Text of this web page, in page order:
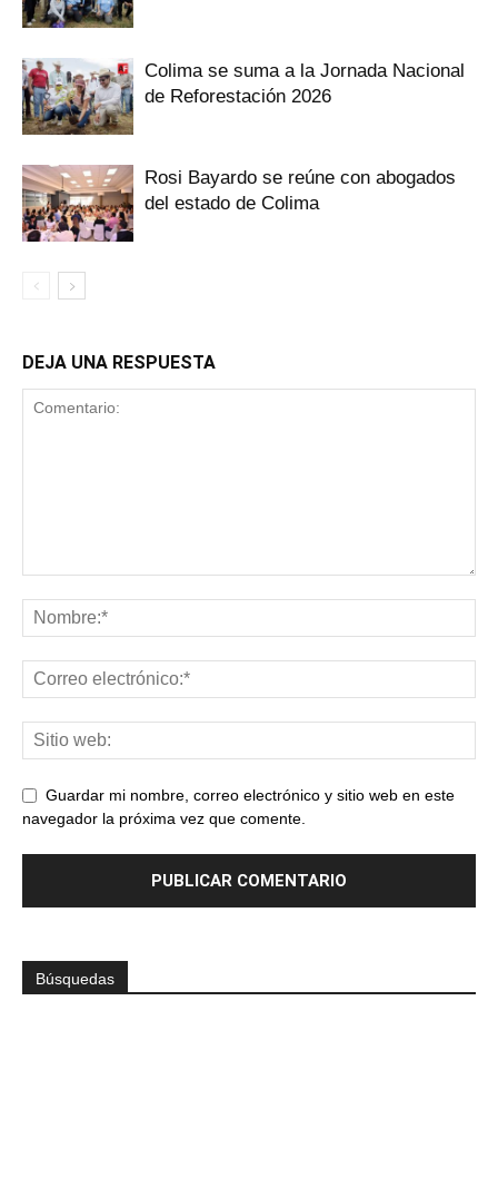
Colima se suma a la Jornada Nacional
de Reforestación 2026
Rosi Bayardo se reúne con abogados
del estado de Colima
DEJA UNA RESPUESTA
Guardar mi nombre, correo electrónico y sitio web en este
navegador la próxima vez que comente.
Búsquedas